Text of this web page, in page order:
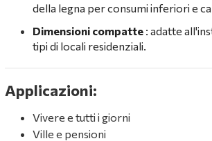
della legna per consumi inferiori e
Dimensioni compatte : adatte
tipi di locali residenziali.
Applicazioni:
Vivere e tutti i giorni
Ville e pensioni